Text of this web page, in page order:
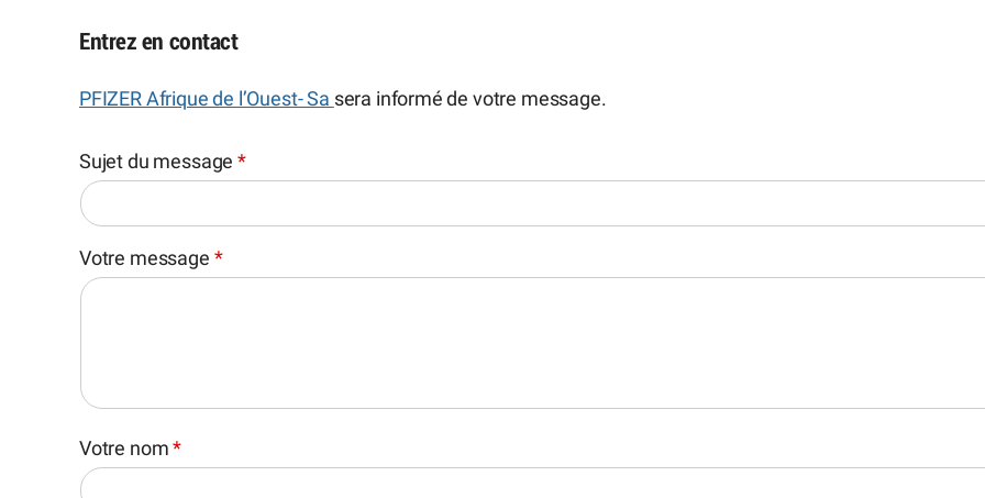
Entrez en contact
PFIZER Afrique de l’Ouest- Sa sera informé de votre message.
Sujet du message*
Votre message *
Votre nom*